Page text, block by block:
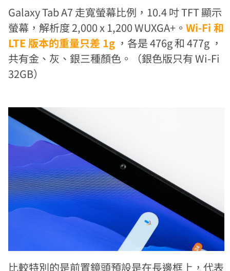
Galaxy Tab A7 走寬螢幕比例，10.4 吋 TFT 顯示
螢幕，解析度 2,000 x 1,200 WUXGA+。Wi-Fi 和
LTE 版本的重量只差 1g ，各是 476g 和 477g ，
共有金、灰、銀三種顏色。（銀色版只有 Wi-Fi
32GB）
比較特別的是前置鏡頭預設是在長邊框上，代表